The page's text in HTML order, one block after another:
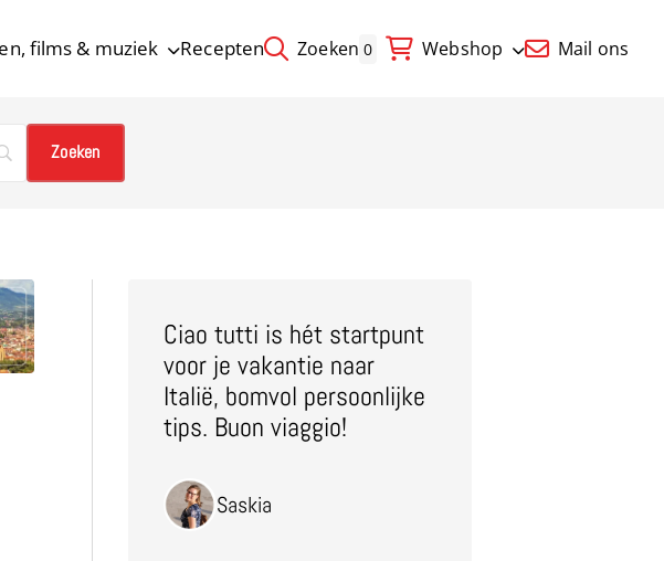
films & muziek Recepten Zoeken 0 Webshop Mail ons
Ciao tutti is hét startpunt
voor je vakantie naar
Italië, bomvol persoonlijke
tips. Buon viaggio!
Saskia